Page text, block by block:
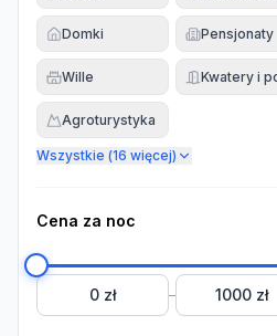
Domki Pensjonaty
Wille Kwatery i
Agroturystyka
Wszystkie (16 więcej)
Cena za noc
0 zł – 1000 zł